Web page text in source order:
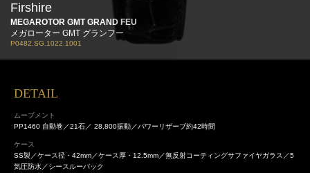
Firshire
MEGAROTOR GMT GRAND FEU
メガローター GMT グランフー
P0482.SG.1022.1001
DETAIL
ムーブメント
PP1460 自動巻／21石／ 28,800振動／パワーリザーブ約42時間
ケース
SS製／ケース径・42mm／ケース厚・12.5mm／無反射コーティングサファイヤガラス／5
気圧防水／シースルーバック